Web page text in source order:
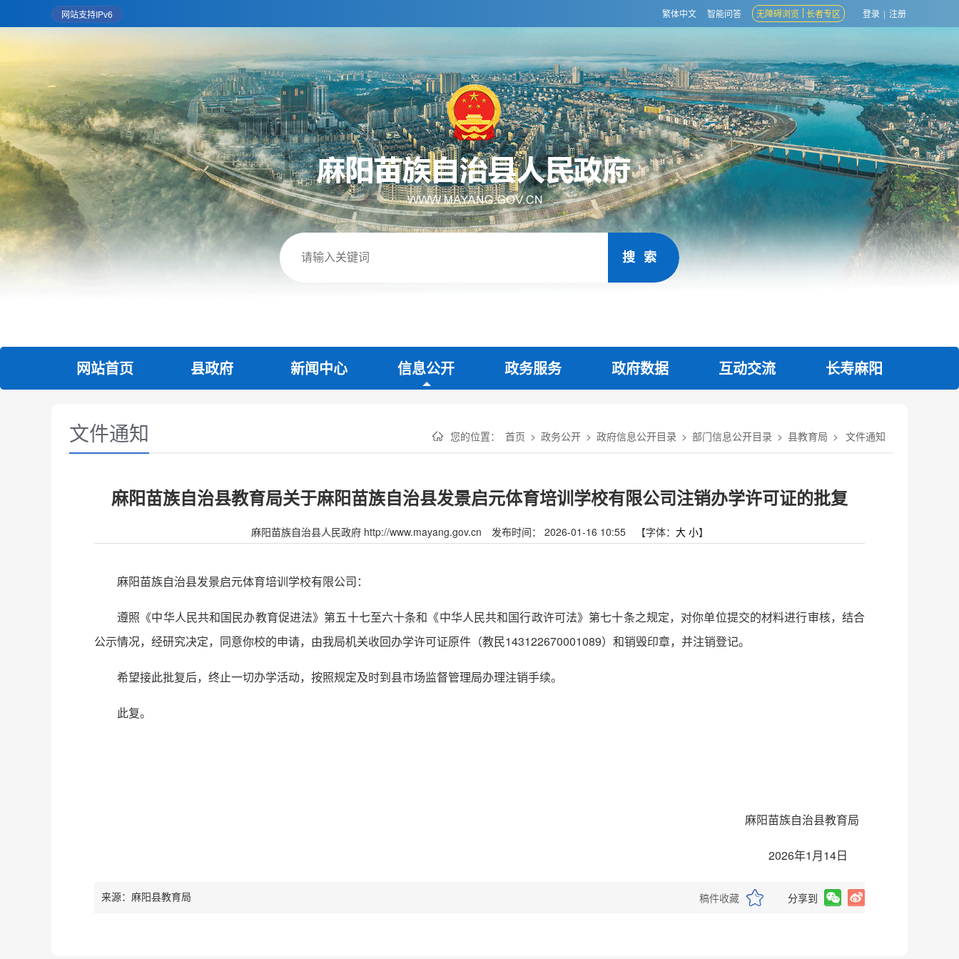
繁体中文 智能问答 无障碍浏览 长者专区 登录 | 注册
网站支持IPv6
网站首页 县政府 新闻中心 信息公开 政务服务 政府数据 互动交流 长寿麻阳
您的位置： 首页 > 政务公开 > 政府信息公开目录 > 部门信息公开目录 > 县教育局 > 文件通知
文件通知
麻阳苗族自治县教育局关于麻阳苗族自治县发景启元体育培训学校有限公司注销办学许可证的批复
麻阳苗族自治县人民政府 http://www.mayang.gov.cn 发布时间： 2026-01-16 10:55 【字体： 大 小】
麻阳苗族自治县发景启元体育培训学校有限公司：
遵照《中华人民共和国民办教育促进法》第五十七至六十条和《中华人民共和国行政许可法》第七十条之规定，对你单位提交的材料进行审核，结合
公示情况，经研究决定，同意你校的申请，由我局机关收回办学许可证原件（教民143122670001089）和销毁印章，并注销登记。
希望接此批复后，终止一切办学活动，按照规定及时到县市场监督管理局办理注销手续。
此复。
麻阳苗族自治县教育局
2026年1月14日
稿件收藏 分享到
来源：麻阳县教育局